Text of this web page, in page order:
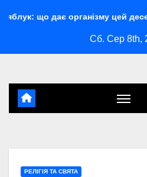
цей десерт
Сб. Сер 8th,
РЕЛІГІЯ ТА СВЯТА